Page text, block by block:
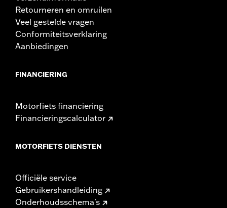
Retourneren en omruilen
Veel gestelde vragen
Conformiteitsverklaring
Aanbiedingen
FINANCIERING
Motorfiets financiering
Financieringscalculator
MOTORFIETS DIENSTEN
Officiële service
Gebruikershandleiding
Onderhoudsschema's